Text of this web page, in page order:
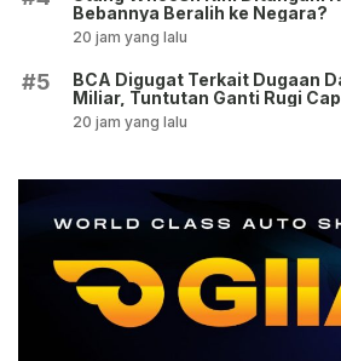
Bebannya Beralih ke Negara?
20 jam yang lalu
#5
BCA Digugat Terkait Dugaan
Miliar, Tuntutan Ganti Rugi
20 jam yang lalu